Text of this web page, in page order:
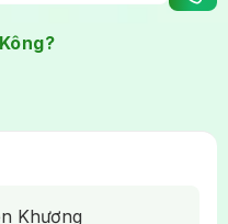
Khương